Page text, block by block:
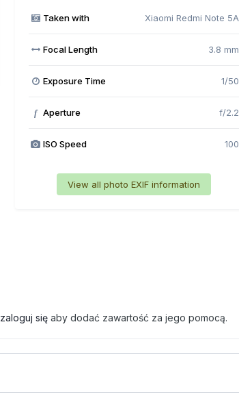
Taken with Xiaomi Redmi Note 5A
Focal Length 3.8 mm
Exposure Time 1/50
f Aperture f/2.2
ISO Speed 100
View all photo EXIF information
zaloguj się aby dodać zawartość za jego pomocą.